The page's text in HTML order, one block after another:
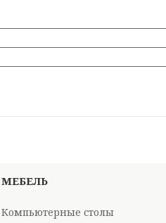
МЕБЕЛЬ
Компьютерные столы